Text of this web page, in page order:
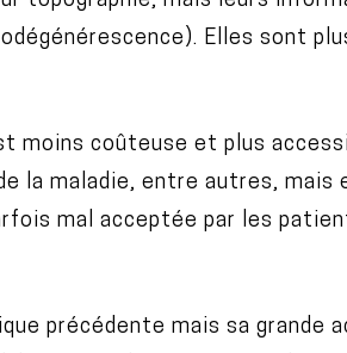
Elles sont
moins coûteuse et plus
la maladie, entre autres, mais
mal acceptée par les
précédente mais sa grande